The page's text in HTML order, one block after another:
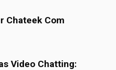
Chateek Com
Video Chatting: